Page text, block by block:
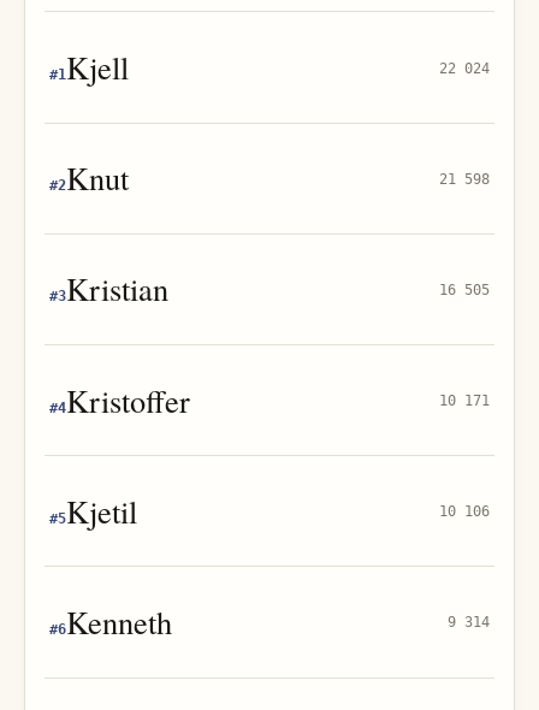
#1Kjell 22 024
#2Knut 21 598
#3Kristian 16 505
#4Kristoffer 10 171
#5Kjetil 10 106
#6Kenneth 9 314